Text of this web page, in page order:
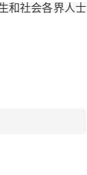
和社会各界人士